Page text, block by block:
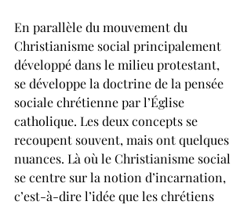
En parallèle du mouvement du
Christianisme social principalement
développé dans le milieu protestant,
se développe la doctrine de la pensée
sociale chrétienne par l’Église
catholique. Les deux concepts se
recoupent souvent, mais ont quelques
nuances. Là où le Christianisme social
se centre sur la notion d’incarnation,
c’est-à-dire l’idée que les chrétiens